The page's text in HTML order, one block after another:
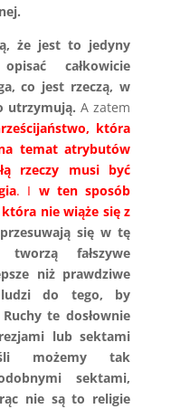
że jest to jedyny
całkowicie
co jest rzeczą, w
utrzymują. A zatem
która
temat atrybutów
rzeczy musi być
. I w ten sposób
nie wiąże się z
przesuwają się w tę
fałszywe
niż prawdziwe
ludzi do tego, by
te dosłownie
lub sektami
możemy tak
sektami,
nie są to religie